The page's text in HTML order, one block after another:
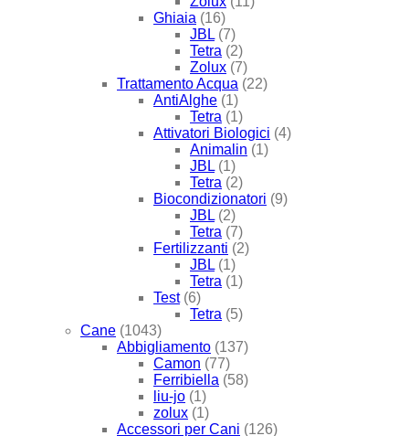
Ghiaia (16)
JBL (7)
Tetra (2)
Zolux (7)
Trattamento Acqua (22)
AntiAlghe (1)
Tetra (1)
Attivatori Biologici (4)
Animalin (1)
JBL (1)
Tetra (2)
Biocondizionatori (9)
JBL (2)
Tetra (7)
Fertilizzanti (2)
JBL (1)
Tetra (1)
Test (6)
Tetra (5)
Cane (1043)
Abbigliamento (137)
Camon (77)
Ferribiella (58)
liu-jo (1)
zolux (1)
Accessori per Cani (126)